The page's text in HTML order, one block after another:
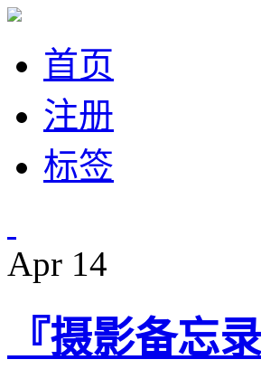
首页
注册
标签
Apr 14
『摄影备忘